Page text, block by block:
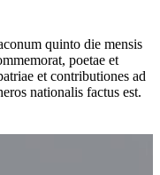
quinto die mensis
poetae et
et contributiones ad
nationalis factus est.